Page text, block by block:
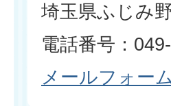
埼玉県ふじみ
電話番号：
メールフォー